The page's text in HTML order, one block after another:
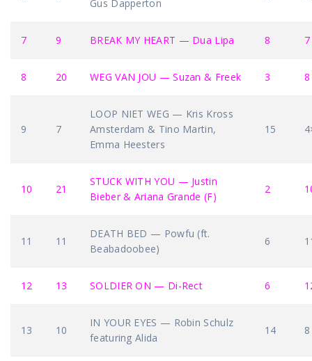
Gus Dapperton
7 9 BREAK MY HEART — Dua Lipa 8 7
8 20 WEG VAN JOU — Suzan & Freek 3 8
9 7
LOOP NIET WEG — Kris Kross
Amsterdam & Tino Martin,
Emma Heesters
15
10 21
STUCK WITH YOU — Justin
Bieber & Ariana Grande (F)
2
11 11
DEATH BED — Powfu (ft.
Beabadoobee)
6
12 13 SOLDIER ON — Di-Rect 6
13 10
IN YOUR EYES — Robin Schulz
featuring Alida
14 8